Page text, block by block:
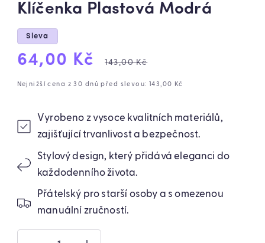
Klíčenka Plastová Modrá
Sleva
Výprodejová
cena
64,00 Kč
Běžná
cena
143,00 Kč
Nejnižší cena z 30 dnů před slevou: 143,00 Kč
Vyrobeno z vysoce kvalitních materiálů,
zajišťující trvanlivost a bezpečnost.
Stylový design, který přidává eleganci do
každodenního života.
Přátelský pro starší osoby a s omezenou
manuální zručností.